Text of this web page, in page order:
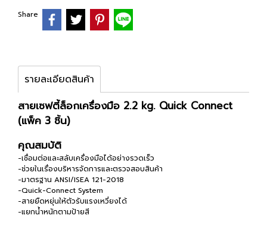
Share
รายละเอียดสินค้า
สายเซฟตี้ล็อกเครื่องมือ 2.2 kg. Quick Connect
(แพ็ค 3 ชิ้น)
คุณสมบัติ
-เชื่อมต่อและสลับเครื่องมือได้อย่างรวดเร็ว
-ช่วยในเรื่องบริหารจัดการและตรวจสอบสินค้า
-มาตรฐาน ANSI/ISEA 121-2018
-Quick-Connect System
-สายยืดหยุ่นให้ตัวรับแรงเหวี่ยงได้
-แยกน้ำหนักตามป้ายสี